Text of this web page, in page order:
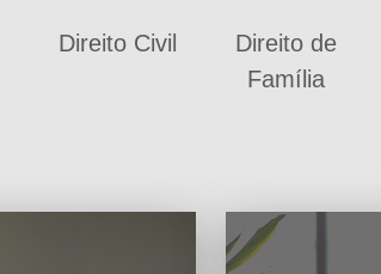
Direito Civil
Direito de
Família